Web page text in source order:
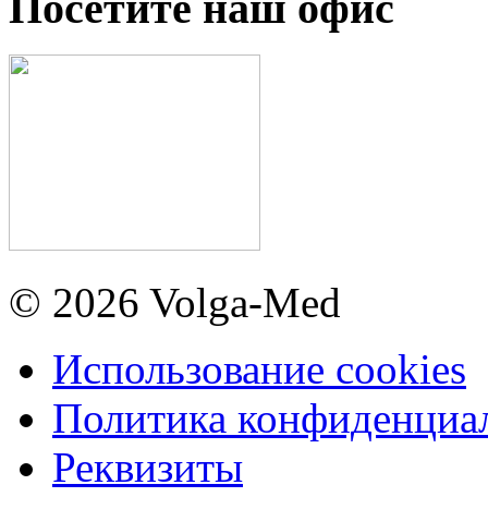
© 2026 Volga-Med
Использование cookies
Политика
Реквизиты